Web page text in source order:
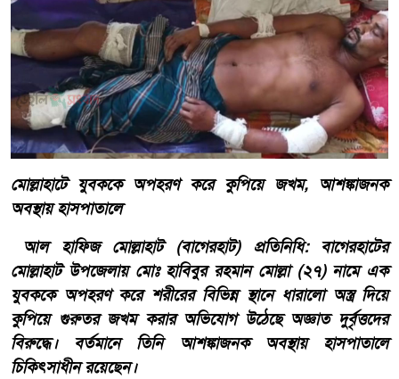
মোল্লাহাটে যুবককে অপহরণ করে কুপিয়ে জখম, আশঙ্কাজনক
অবস্থায় হাসপাতালে
আল হাফিজ মোল্লাহাট (বাগেরহাট) প্রতিনিধি: বাগেরহাটের
মোল্লাহাট উপজেলায় মোঃ হাবিবুর রহমান মোল্লা (২৭) নামে এক
যুবককে অপহরণ করে শরীরের বিভিন্ন স্থানে ধারালো অস্ত্র দিয়ে
কুপিয়ে গুরুতর জখম করার অভিযোগ উঠেছে অজ্ঞাত দুর্বৃত্তদের
বিরুদ্ধে। বর্তমানে তিনি আশঙ্কাজনক অবস্থায় হাসপাতালে
চিকিৎসাধীন রয়েছেন।